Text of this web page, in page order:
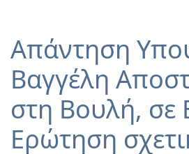
Απάντηση
Βαγγέλη
στη Βουλή, σε
Ερώτηση